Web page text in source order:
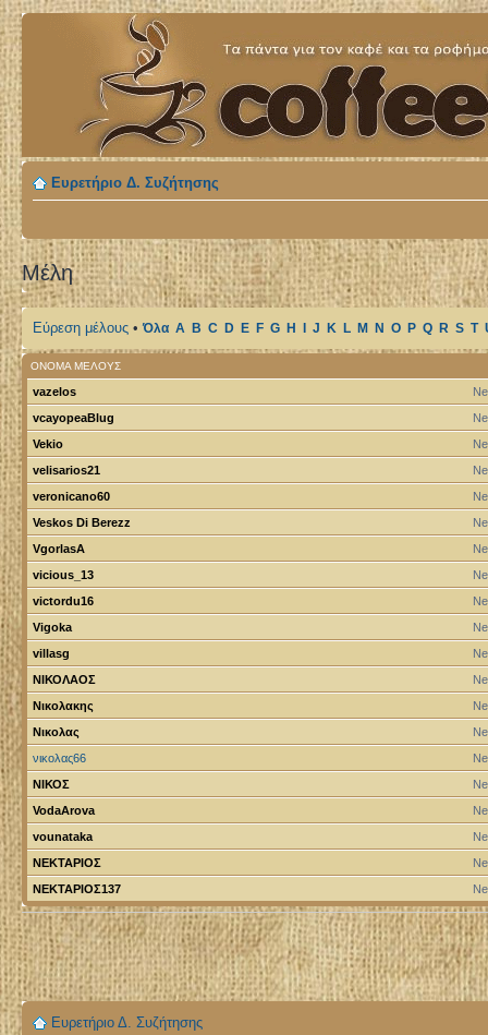
Ευρετήριο Δ. Συζήτησης
Μέλη
Εύρεση μέλους •Όλα A B C D E F G H J K L M N O P Q R S T
ΌΝΟΜΑ ΜΈΛΟΥΣ
vazelos
vcayopeaBlug
Vekio
velisarios21
veronicano60
Veskos Di Berezz
VgorlasA
vicious_13
victordu16
Vigoka
villasg
ΝΙΚΟΛΑΟΣ
Νικολακης
Νικολας
νικολας66
ΝΙΚΟΣ
VodaArova
vounataka
ΝΕΚΤΑΡΙΟΣ
ΝΕΚΤΑΡΙΟΣ137
Ευρετήριο Δ. Συζήτησης